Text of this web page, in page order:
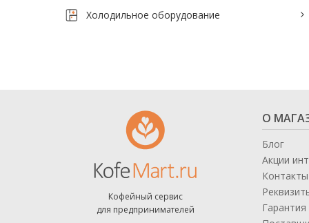
Холодильное оборудование
Кофейный сервис
для предпринимателей
О
Блог
Акции
Контакты
Гарантия